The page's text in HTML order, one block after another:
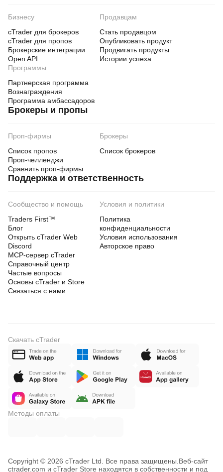
Бизнесу
cTrader для брокеров
cTrader для пропов
Брокерские интеграции
Open API
Продавцам
Стать продавцом
Опубликовать продукт
Продвигать продукты
Истории успеха
Программы
Партнерская программа
Вознаграждения
Программа амбассадоров
Брокеры и пропы
Проп-фирмы
Список пропов
Проп-челленджи
Сравнить проп-фирмы
Брокеры
Список брокеров
Поддержка и ответственность
Сообщество и помощь
Traders First™
Блог
Открыть cTrader Web
Discord
MCP-сервер cTrader
Справочный центр
Частые вопросы
Основы cTrader и Store
Связаться с нами
Условия и политики
Политика
конфиденциальности
Условия использования
Авторское право
Скачать cTrader
Методы оплаты
Copyright © 2026 cTrader Ltd. Все права защищены. Веб-сайт
ctrader.com и cTrader Store находятся в собственности и под